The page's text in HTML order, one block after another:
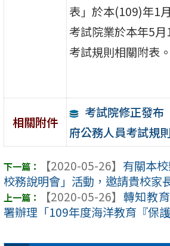
表」於本(109)年1
考試院業於本年5
考試規則相關附表。
相關附件
考試院修正發布
府公務人員考試規則
【2020-05-26】 有關本
校務說明會」活動，邀請貴校家
【2020-05-26】 轉知教
署辦理「109年度海洋教育『保